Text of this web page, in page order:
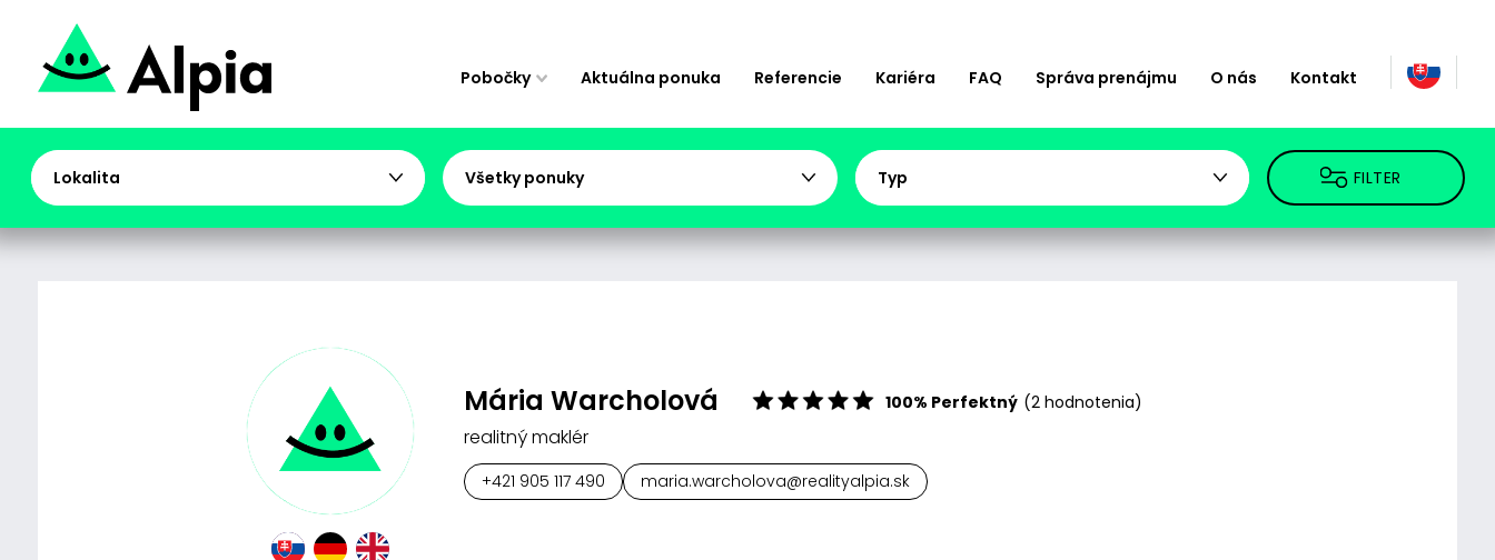
Pobočky Aktuálna ponuka Referencie Kariéra FAQ Správa prenájmu O nás Kontakt
Lokalita Všetky ponuky Typ FILTER
Mária Warcholová 100% Perfektný (2 hodnotenia)
realitný maklér
+421 905 117 490 maria.warcholova@realityalpia.sk